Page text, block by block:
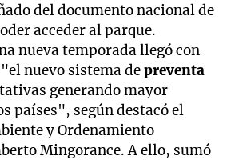
del documento nacional de
acceder al parque.
nueva temporada llegó con
nuevo sistema depreventa
generando mayor
países", según destacó el
y Ordenamiento
Mingorance. A ello, sumó